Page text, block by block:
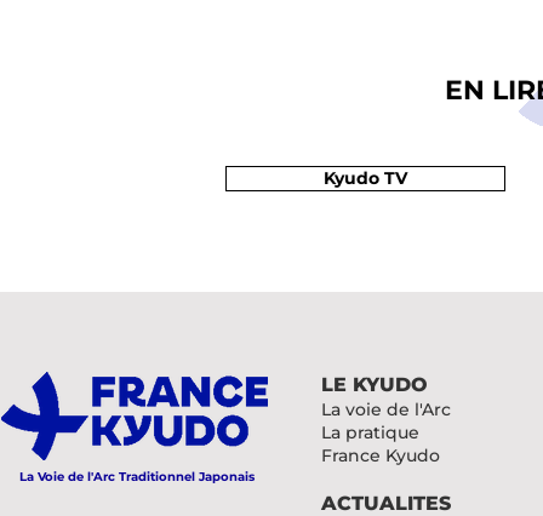
EN
Kyudo TV
La Voie de l'Arc Traditionnel Japonais
LE KYUDO
La voie de l'Arc
La pratique
France Kyudo
ACTUALITES